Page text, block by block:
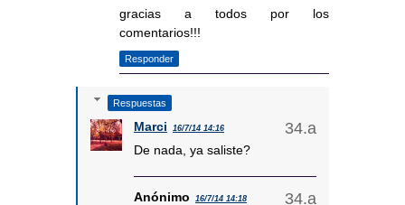
gracias a todos por los
comentarios!!!
Responder
Respuestas
Marci 16/7/14 14:16
De nada, ya saliste?
Anónimo 16/7/14 14:18